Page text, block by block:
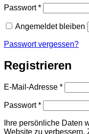
Passwort*Erforderlich
Angemeldet bleiben
Passwort vergessen?
Registrieren
E-Mail-Adresse *
Passwort*Erforderlich
Ihre persönliche Daten
Website zu verbessern,